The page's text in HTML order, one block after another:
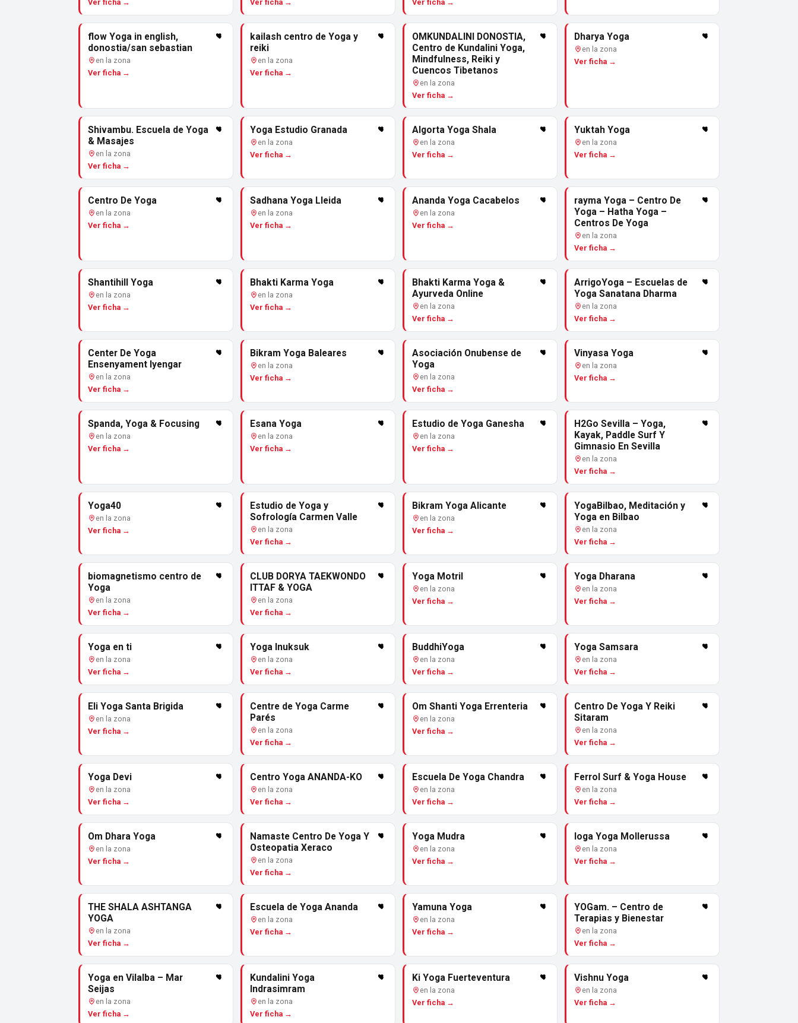
Ver ficha →
Ver ficha →
Ver ficha →
flow Yoga in english,
donostia/san sebastian
en la zona
Ver ficha →
kailash centro de Yoga y
reiki
en la zona
Ver ficha →
OMKUNDALINI DONOSTIA,
Centro de Kundalini Yoga,
Mindfulness, Reiki y
Cuencos Tibetanos
en la zona
Ver ficha →
Dharya Yoga
en la zona
Ver ficha →
Shivambu. Escuela de Yoga
& Masajes
en la zona
Ver ficha →
Yoga Estudio Granada
en la zona
Ver ficha →
Algorta Yoga Shala
en la zona
Ver ficha →
Yuktah Yoga
en la zona
Ver ficha →
Centro De Yoga
en la zona
Ver ficha →
Sadhana Yoga Lleida
en la zona
Ver ficha →
Ananda Yoga Cacabelos
en la zona
Ver ficha →
rayma Yoga – Centro De
Yoga – Hatha Yoga –
Centros De Yoga
en la zona
Ver ficha →
Shantihill Yoga
en la zona
Ver ficha →
Bhakti Karma Yoga
en la zona
Ver ficha →
Bhakti Karma Yoga &
Ayurveda Online
en la zona
Ver ficha →
ArrigoYoga – Escuelas de
Yoga Sanatana Dharma
en la zona
Ver ficha →
Center De Yoga
Ensenyament Iyengar
en la zona
Ver ficha →
Bikram Yoga Baleares
en la zona
Ver ficha →
Asociación Onubense de
Yoga
en la zona
Ver ficha →
Vinyasa Yoga
en la zona
Ver ficha →
Spanda, Yoga & Focusing
en la zona
Ver ficha →
Esana Yoga
en la zona
Ver ficha →
Estudio de Yoga Ganesha
en la zona
Ver ficha →
H2Go Sevilla – Yoga,
Kayak, Paddle Surf Y
Gimnasio En Sevilla
en la zona
Ver ficha →
Yoga40
en la zona
Ver ficha →
Estudio de Yoga y
Sofrología Carmen Valle
en la zona
Ver ficha →
Bikram Yoga Alicante
en la zona
Ver ficha →
YogaBilbao, Meditación y
Yoga en Bilbao
en la zona
Ver ficha →
biomagnetismo centro de
Yoga
en la zona
Ver ficha →
CLUB DORYA TAEKWONDO
ITTAF & YOGA
en la zona
Ver ficha →
Yoga Motril
en la zona
Ver ficha →
Yoga Dharana
en la zona
Ver ficha →
Yoga en ti
en la zona
Ver ficha →
Yoga Inuksuk
en la zona
Ver ficha →
BuddhiYoga
en la zona
Ver ficha →
Yoga Samsara
en la zona
Ver ficha →
Eli Yoga Santa Brigida
en la zona
Ver ficha →
Centre de Yoga Carme
Parés
en la zona
Ver ficha →
Om Shanti Yoga Errenteria
en la zona
Ver ficha →
Centro De Yoga Y Reiki
Sitaram
en la zona
Ver ficha →
Yoga Devi
en la zona
Ver ficha →
Centro Yoga ANANDA-KO
en la zona
Ver ficha →
Escuela De Yoga Chandra
en la zona
Ver ficha →
Ferrol Surf & Yoga House
en la zona
Ver ficha →
Om Dhara Yoga
en la zona
Ver ficha →
Namaste Centro De Yoga Y
Osteopatia Xeraco
en la zona
Ver ficha →
Yoga Mudra
en la zona
Ver ficha →
Ioga Yoga Mollerussa
en la zona
Ver ficha →
THE SHALA ASHTANGA
YOGA
en la zona
Ver ficha →
Escuela de Yoga Ananda
en la zona
Ver ficha →
Yamuna Yoga
en la zona
Ver ficha →
YOGam. – Centro de
Terapias y Bienestar
en la zona
Ver ficha →
Yoga en Vilalba – Mar
Seijas
en la zona
Ver ficha →
Kundalini Yoga
Indrasimram
en la zona
Ver ficha →
Ki Yoga Fuerteventura
en la zona
Ver ficha →
Vishnu Yoga
en la zona
Ver ficha →